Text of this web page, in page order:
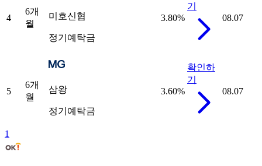
4
6개
월
미호신협
정기예탁금
3.80%
기
08.07
5
6개
월
삼왕
정기예탁금
3.60%
확인하
기
08.07
1